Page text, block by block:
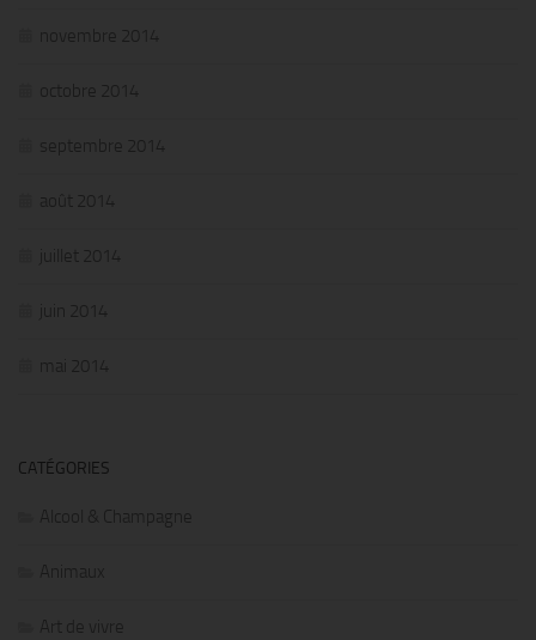
novembre 2014
octobre 2014
septembre 2014
août 2014
juillet 2014
juin 2014
mai 2014
CATÉGORIES
Alcool & Champagne
Animaux
Art de vivre